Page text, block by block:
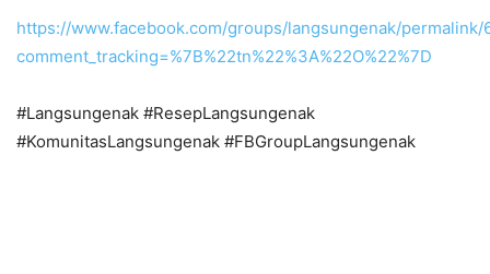
https://www.facebook.com/groups/langsungenak/
comment_tracking=%7B%22tn%22%3A%22O%22%7D
#Langsungenak #ResepLangsungenak
#KomunitasLangsungenak #FBGroupLangsungenak